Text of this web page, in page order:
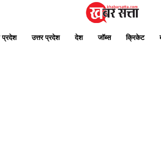
प्रदेश उत्तर प्रदेश देश जॉब्स क्रिकेट